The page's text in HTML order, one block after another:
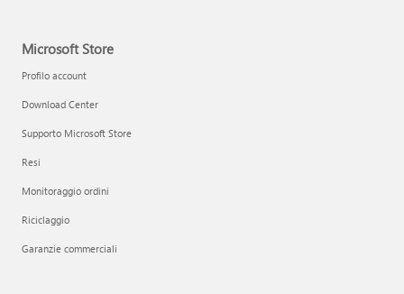
Microsoft Store
Profilo account
Download Center
Supporto Microsoft Store
Resi
Monitoraggio ordini
Riciclaggio
Garanzie commerciali